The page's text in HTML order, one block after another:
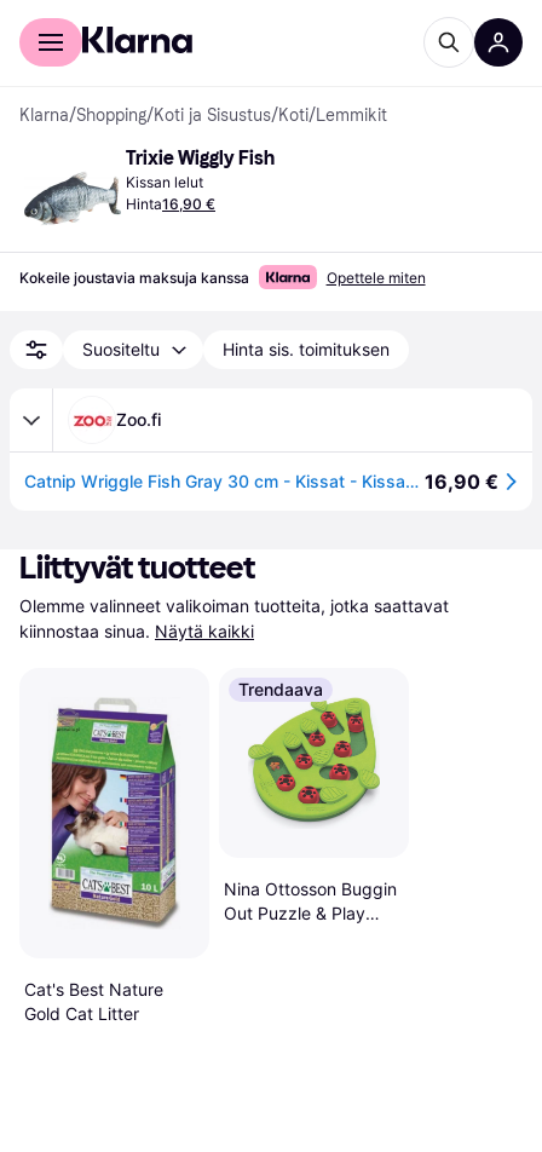
Kuluttajille
Klarna/Shopping/Koti ja Sisustus/Koti/Lemmikit
Trixie Wiggly Fish
Kissan lelut
Hinta16,90 €
Kokeile joustavia maksuja kanssa Opettele miten
Suositeltu Hinta sis. toimituksen
Zoo.fi
Catnip Wriggle Fish Gray 30 cm - Kissat - Kissan lelut ja kissan huiskat - Kissanminttu- ja Catnip-lelut - Trixie 16,90 €
Liittyvät tuotteet
Olemme valinneet valikoiman tuotteita, jotka saattavat
kiinnostaa sinua. Näytä kaikki
Cat's Best Nature
Gold Cat Litter
Trendaava
Nina Ottosson Buggin
Out Puzzle & Play